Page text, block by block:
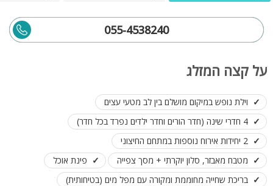
055-4538240
על קצה המזלג
וילת נופש במיקום מושלם בין לב מטעי עצים
4 חדרי שינה (חדר הורים וחדר ילדים נפרד בכל חדר)
2 יחידות אירוח נוספות במתחם החיצוני
מטבח מאבזר, סלון יוקרתי + מסך צפייה
פינת אוכל
בריכת שחייה מחוממת ומקורה עם מפל מים (בטיחותית)